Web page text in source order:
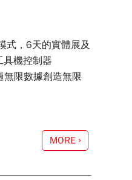
式，6天的實體展及
具機控制器
無限數據創造無限
MORE